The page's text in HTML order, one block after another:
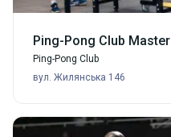
Ping-Pong Club Master
Ping-Pong Club
вул. Жилянська 146